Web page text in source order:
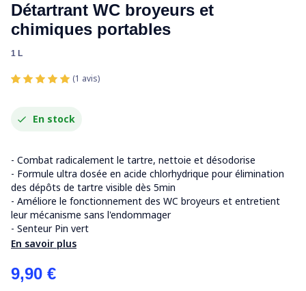
Détartrant WC broyeurs et
chimiques portables
1 L
(1 avis)
En stock
- Combat radicalement le tartre, nettoie et désodorise
- Formule ultra dosée en acide chlorhydrique pour élimination
des dépôts de tartre visible dès 5min
- Améliore le fonctionnement des WC broyeurs et entretient
leur mécanisme sans l'endommager
- Senteur Pin vert
En savoir plus
9,90 €